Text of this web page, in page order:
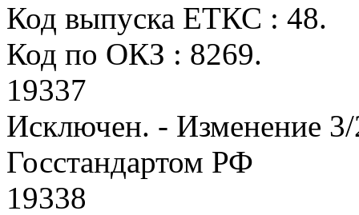
Код выпуска ЕТКС : 48.
Код по ОКЗ : 8269.
19337
Исключен. - Изменение
Госстандартом РФ
19338